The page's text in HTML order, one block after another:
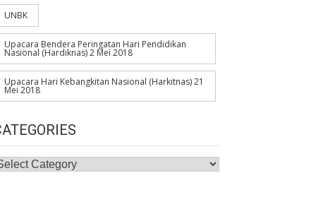
UNBK
Upacara Bendera Peringatan Hari Pendidikan
Nasional (Hardiknas) 2 Mei 2018
Upacara Hari Kebangkitan Nasional (Harkitnas) 21
Mei 2018